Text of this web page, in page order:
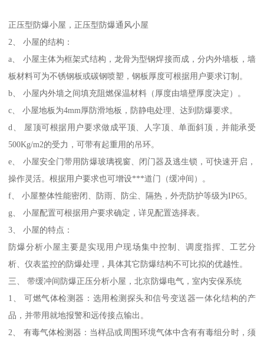
正压型防爆小屋，正压型防爆通风小屋
2、 小屋的结构：
a、 小屋主体为框架式结构，龙骨为型钢焊接而成，分内外墙板，墙
板材料可为不锈钢板或碳钢喷塑，钢板厚度可根据用户要求订制。
b、 小屋内外墙之间填充阻燃保温材料（厚度由墙壁厚度决定）。
c、 小屋地板为4mm厚防滑地板，防静电处理、达到防爆要求。
d、 屋顶可根据用户要求做成平顶、人字顶、单面斜顶，并能承受
500Kg/m2的受力，可带有起重用的吊环。
e、 小屋安全门带用防爆玻璃视窗、闭门器及逃生锁，可快速开启，
操作灵活。根据用户要求也可增设***道门（缓冲间）。
f、 小屋整体性能密闭、防雨、防尘、隔热，外壳防护等级为IP65。
g、 小屋配置可根据用户要求确定，详见配置选择表。
3、 小屋的特点：
防爆分析小屋主要是实现用户现场集中控制、调度指挥、工艺分
析、仪表监控的防爆处理，具体其它防爆结构不可比拟的优越性。
三、 带缓冲间防爆正压分析小屋，北京防爆电气，室内安保系统
1、 可燃气体检测器：选用检测探头和信号变送器一体化结构的产
品，并带用就地报警和远传接点输出。
2、 有毒气体检测器：当样品或周围环境气体中含有有毒组分时，须